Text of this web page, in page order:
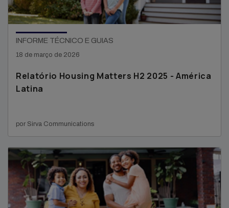
INFORME TÉCNICO E GUIAS
18 de março de 2026
Relatório Housing Matters H2 2025 - América
Latina
por Sirva Communications